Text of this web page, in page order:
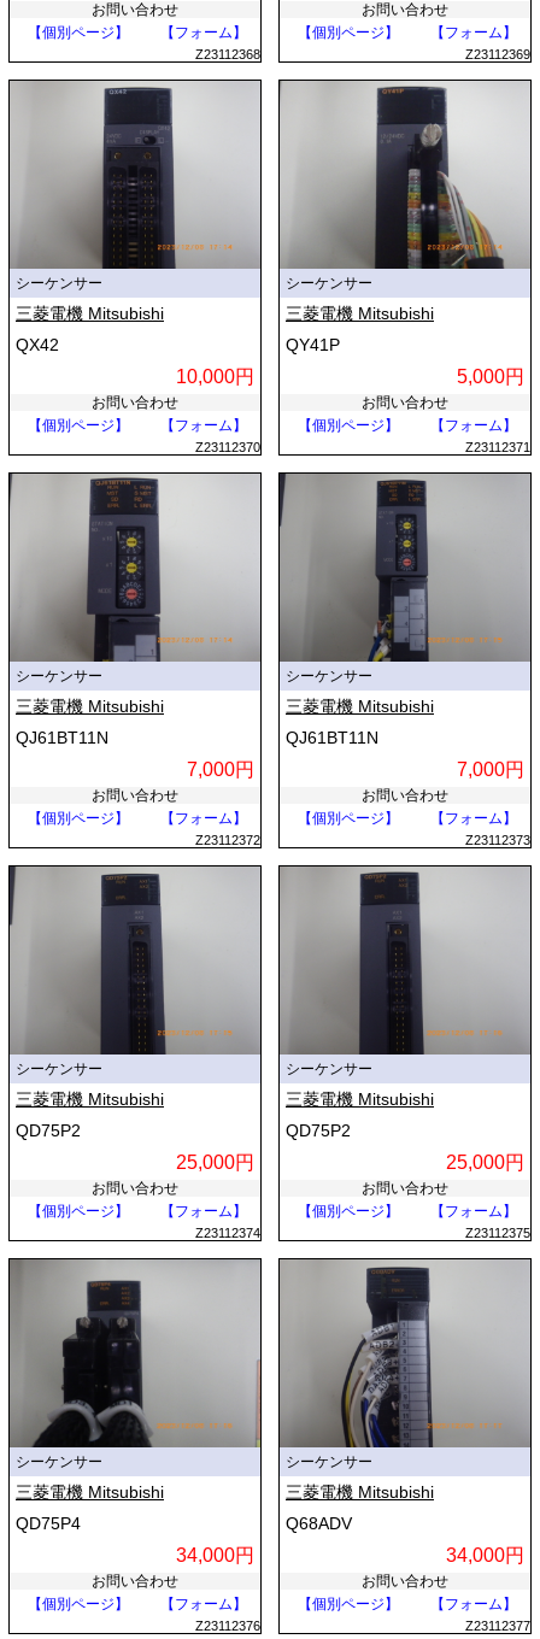
お問い合わせ
【個別ページ】
【フォーム】
Z23112368
お問い合わせ
【個別ページ】
【フォーム】
Z23112369
シーケンサー
三菱電機 Mitsubishi
QX42
10,000円
お問い合わせ
【個別ページ】
【フォーム】
Z23112370
シーケンサー
三菱電機 Mitsubishi
QY41P
5,000円
お問い合わせ
【個別ページ】
【フォーム】
Z23112371
シーケンサー
三菱電機 Mitsubishi
QJ61BT11N
7,000円
お問い合わせ
【個別ページ】
【フォーム】
Z23112372
シーケンサー
三菱電機 Mitsubishi
QJ61BT11N
7,000円
お問い合わせ
【個別ページ】
【フォーム】
Z23112373
シーケンサー
三菱電機 Mitsubishi
QD75P2
25,000円
お問い合わせ
【個別ページ】
【フォーム】
Z23112374
シーケンサー
三菱電機 Mitsubishi
QD75P2
25,000円
お問い合わせ
【個別ページ】
【フォーム】
Z23112375
シーケンサー
三菱電機 Mitsubishi
QD75P4
34,000円
お問い合わせ
【個別ページ】
【フォーム】
Z23112376
シーケンサー
三菱電機 Mitsubishi
Q68ADV
34,000円
お問い合わせ
【個別ページ】
【フォーム】
Z23112377